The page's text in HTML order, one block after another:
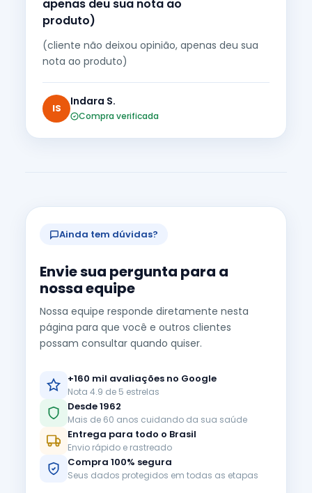
apenas deu sua nota ao
produto)
(cliente não deixou opinião, apenas deu sua
nota ao produto)
IS
Indara S.
Compra verificada
Ainda tem dúvidas?
Envie sua pergunta para a
nossa equipe
Nossa equipe responde diretamente nesta
página para que você e outros clientes
possam consultar quando quiser.
+160 mil avaliações no Google
Nota 4.9 de 5 estrelas
Desde 1962
Mais de 60 anos cuidando da sua saúde
Entrega para todo o Brasil
Envio rápido e rastreado
Compra 100% segura
Seus dados protegidos em todas as etapas